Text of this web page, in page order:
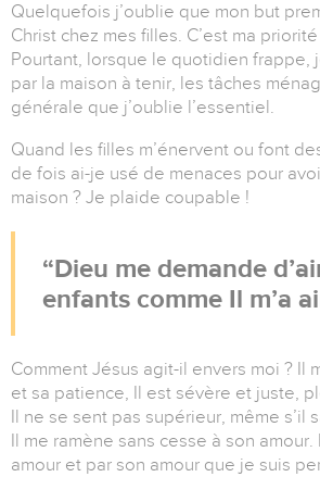
Quelquefois j’oublie que mon but
Christ chez mes filles. C’est ma
Pourtant, lorsque le quotidien frappe,
par la maison à tenir, les tâches
générale que j’oublie l’essentiel.
Quand les filles m’énervent ou font
de fois ai-je usé de menaces pour
maison ? Je plaide coupable !
Dieu me demande
enfants comme Il m’a
Comment Jésus agit-il envers moi ? Il
et sa patience, Il est sévère et juste,
Il ne se sent pas supérieur, même s’il
Il me ramène sans cesse à son amour.
amour et par son amour que je suis